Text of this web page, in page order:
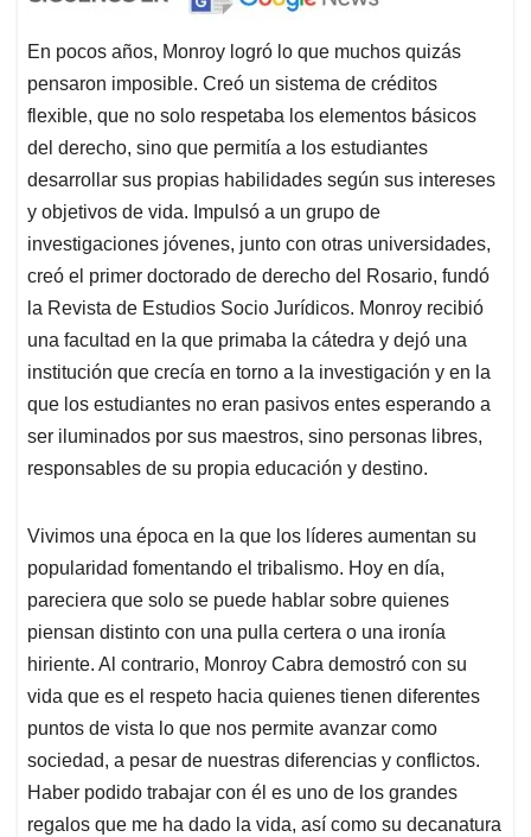
En pocos años, Monroy logró lo que muchos quizás
pensaron imposible. Creó un sistema de créditos
flexible, que no solo respetaba los elementos básicos
del derecho, sino que permitía a los estudiantes
desarrollar sus propias habilidades según sus intereses
y objetivos de vida. Impulsó a un grupo de
investigaciones jóvenes, junto con otras universidades,
creó el primer doctorado de derecho del Rosario, fundó
la Revista de Estudios Socio Jurídicos. Monroy recibió
una facultad en la que primaba la cátedra y dejó una
institución que crecía en torno a la investigación y en la
que los estudiantes no eran pasivos entes esperando a
ser iluminados por sus maestros, sino personas libres,
responsables de su propia educación y destino.
Vivimos una época en la que los líderes aumentan su
popularidad fomentando el tribalismo. Hoy en día,
pareciera que solo se puede hablar sobre quienes
piensan distinto con una pulla certera o una ironía
hiriente. Al contrario, Monroy Cabra demostró con su
vida que es el respeto hacia quienes tienen diferentes
puntos de vista lo que nos permite avanzar como
sociedad, a pesar de nuestras diferencias y conflictos.
Haber podido trabajar con él es uno de los grandes
regalos que me ha dado la vida, así como su decanatura